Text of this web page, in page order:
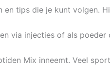
tips die je kunt volgen.
via injecties of als
Mix inneemt. Veel